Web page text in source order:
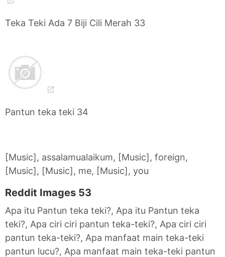
Teka Teki Ada 7 Biji Cili Merah 33
Pantun teka teki 34
[Music], assalamualaikum, [Music], foreign,
[Music], [Music], me, [Music], you
Reddit Images 53
Apa itu Pantun teka teki?, Apa itu Pantun teka
teki?, Apa ciri ciri pantun teka-teki?, Apa ciri ciri
pantun teka-teki?, Apa manfaat main teka-teki
pantun lucu?, Apa manfaat main teka-teki pantun